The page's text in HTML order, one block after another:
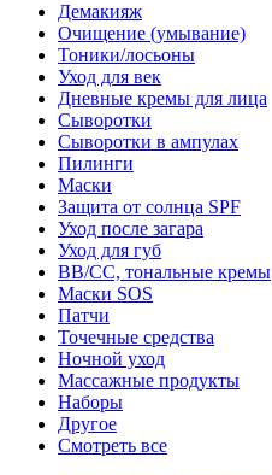
Демакияж
Очищение (умывание)
Тоники/лосьоны
Уход для век
Дневные кремы для лица
Сыворотки
Сыворотки в ампулах
Пилинги
Маски
Защита от солнца SPF
Уход после загара
Уход для губ
BB/CC, тональные кремы
Маски SOS
Патчи
Точечные средства
Ночной уход
Массажные продукты
Наборы
Другое
Смотреть все